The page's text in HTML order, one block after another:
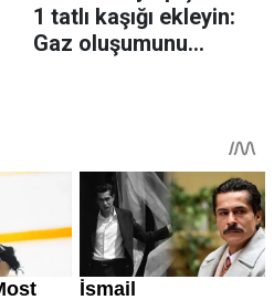
1 tatlı kaşığı ekleyin:
Gaz oluşumunu